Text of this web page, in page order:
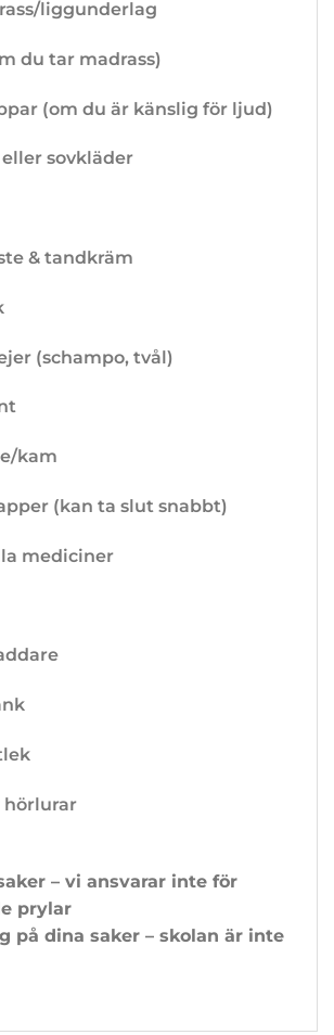
liggunderlag
du tar madrass)
(om du är känslig för ljud)
sovkläder
& tandkräm
(schampo, tvål)
kam
(kan ta slut snabbt)
mediciner
hörlurar
– vi ansvarar inte för
prylar
på dina saker – skolan är inte